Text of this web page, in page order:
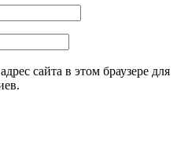
сайта в этом браузере для